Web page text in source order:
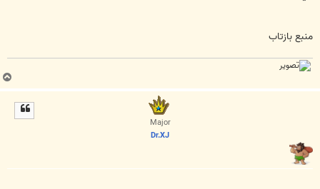
منبع بازتاب
Major
Dr.XJ